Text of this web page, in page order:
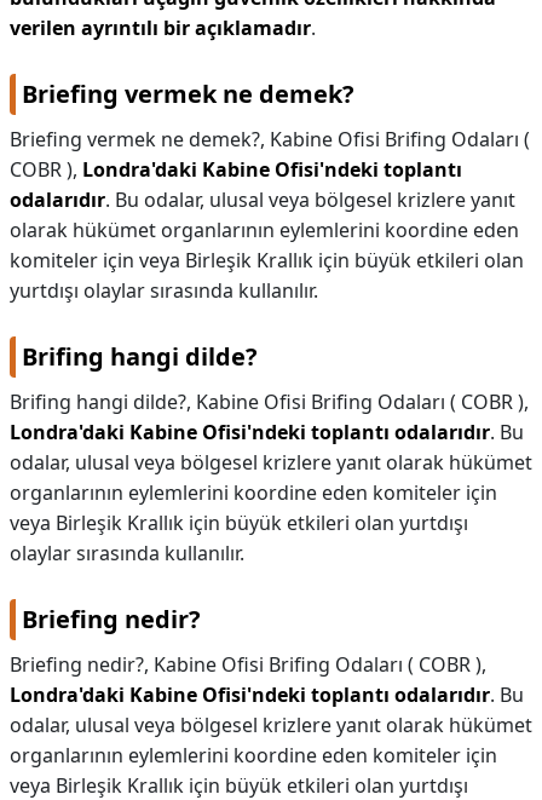
verilen ayrıntılı bir açıklamadır.
Briefing vermek ne demek?
Briefing vermek ne demek?, Kabine Ofisi Brifing Odaları (
COBR ), Londra'daki Kabine Ofisi'ndeki toplantı
odalarıdır. Bu odalar, ulusal veya bölgesel krizlere yanıt
olarak hükümet organlarının eylemlerini koordine eden
komiteler için veya Birleşik Krallık için büyük etkileri olan
yurtdışı olaylar sırasında kullanılır.
Brifing hangi dilde?
Brifing hangi dilde?, Kabine Ofisi Brifing Odaları ( COBR ),
Londra'daki Kabine Ofisi'ndeki toplantı odalarıdır. Bu
odalar, ulusal veya bölgesel krizlere yanıt olarak hükümet
organlarının eylemlerini koordine eden komiteler için
veya Birleşik Krallık için büyük etkileri olan yurtdışı
olaylar sırasında kullanılır.
Briefing nedir?
Briefing nedir?, Kabine Ofisi Brifing Odaları ( COBR ),
Londra'daki Kabine Ofisi'ndeki toplantı odalarıdır. Bu
odalar, ulusal veya bölgesel krizlere yanıt olarak hükümet
organlarının eylemlerini koordine eden komiteler için
veya Birleşik Krallık için büyük etkileri olan yurtdışı